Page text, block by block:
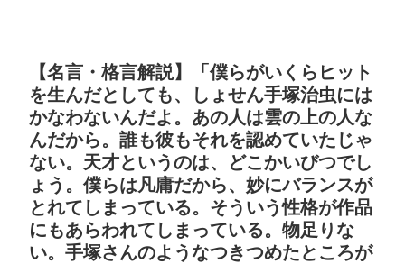
【名言・格言解説】「僕らがいくらヒット
を生んだとしても、しょせん手塚治虫には
かなわないんだよ。あの人は雲の上の人な
んだから。誰も彼もそれを認めていたじゃ
ない。天才というのは、どこかいびつでし
ょう。僕らは凡庸だから、妙にバランスが
とれてしまっている。そういう性格が作品
にもあらわれてしまっている。物足りな
い。手塚さんのようなつきつめたところが